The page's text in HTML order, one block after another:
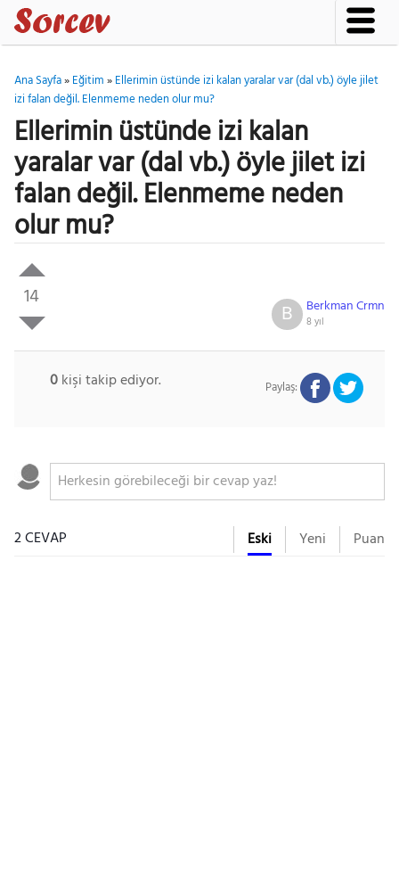
Ana Sayfa»Eğitim»Ellerimin üstünde izi kalan yaralar var (dal vb.) öyle jilet
izi falan değil. Elenmeme neden olur mu?
Ellerimin üstünde izi kalan
yaralar var (dal vb.) öyle jilet izi
falan değil. Elenmeme neden
olur mu?
14 Berkman Crmn
8 yıl
B
0kişi takip ediyor. Paylaş:
2 CEVAP Eski Yeni Puan